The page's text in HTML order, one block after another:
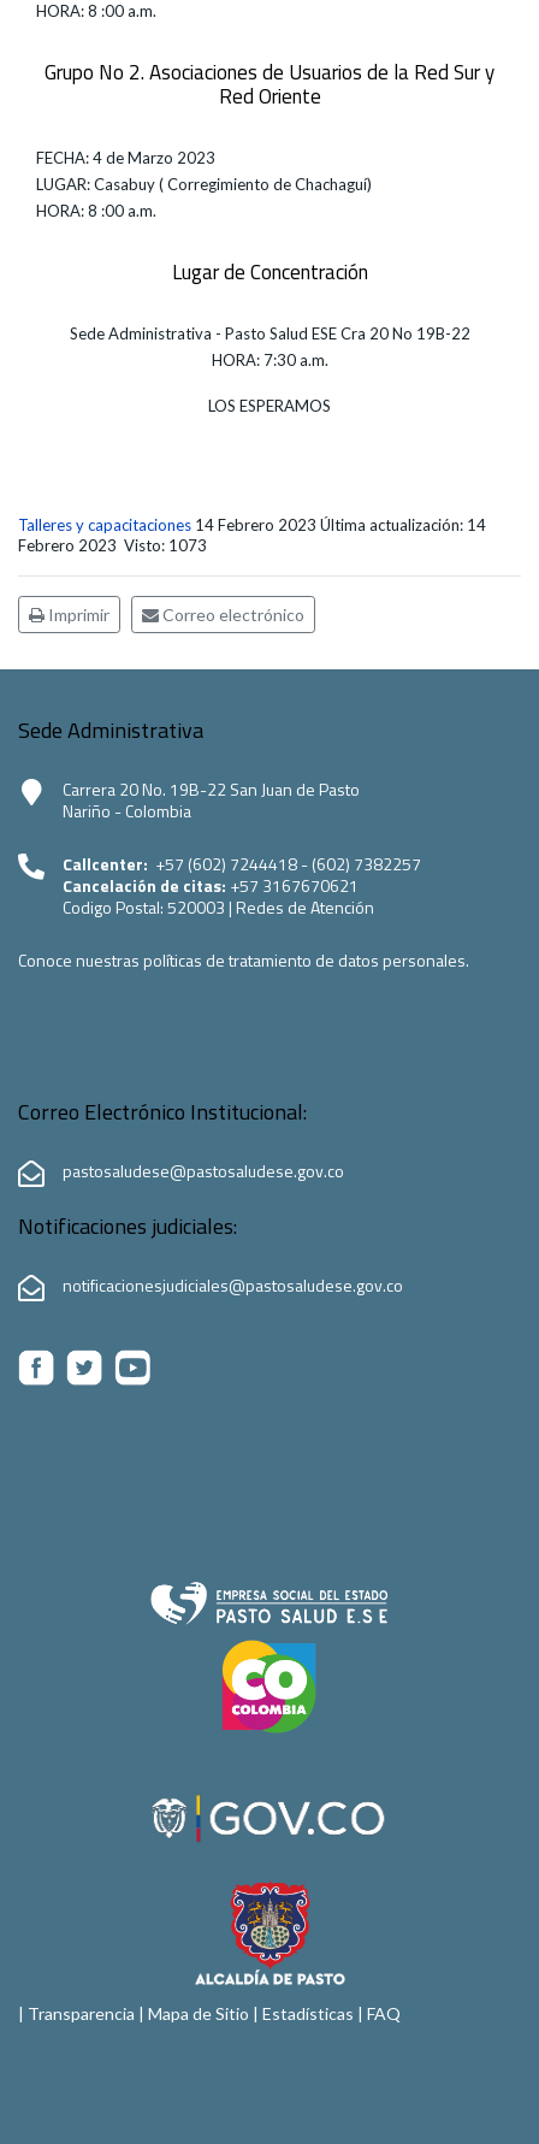
HORA: 8 :00 a.m.
Grupo No 2. Asociaciones de Usuarios de la Red Sur y
Red Oriente
FECHA: 4 de Marzo 2023
LUGAR: Casabuy ( Corregimiento de Chachaguí)
HORA: 8 :00 a.m.
Lugar de Concentración
Sede Administrativa - Pasto Salud ESE Cra 20 No 19B-22
HORA: 7:30 a.m.
LOS ESPERAMOS
Talleres y capacitaciones 14 Febrero 2023 Última actualización: 14
Febrero 2023 Visto: 1073
Imprimir Correo electrónico
Sede Administrativa
Carrera 20 No. 19B-22 San Juan de Pasto
Nariño - Colombia
Callcenter: +57 (602) 7244418 - (602) 7382257
Cancelación de citas: +57 3167670621
Codigo Postal:520003 | Redes de Atención
Conoce nuestras políticas de tratamiento de datos personales.
Correo Electrónico Institucional:
pastosaludese@pastosaludese.gov.co
Notificaciones judiciales:
notificacionesjudiciales@pastosaludese.gov.co
| Transparencia | Mapa de Sitio | Estadísticas | FAQ